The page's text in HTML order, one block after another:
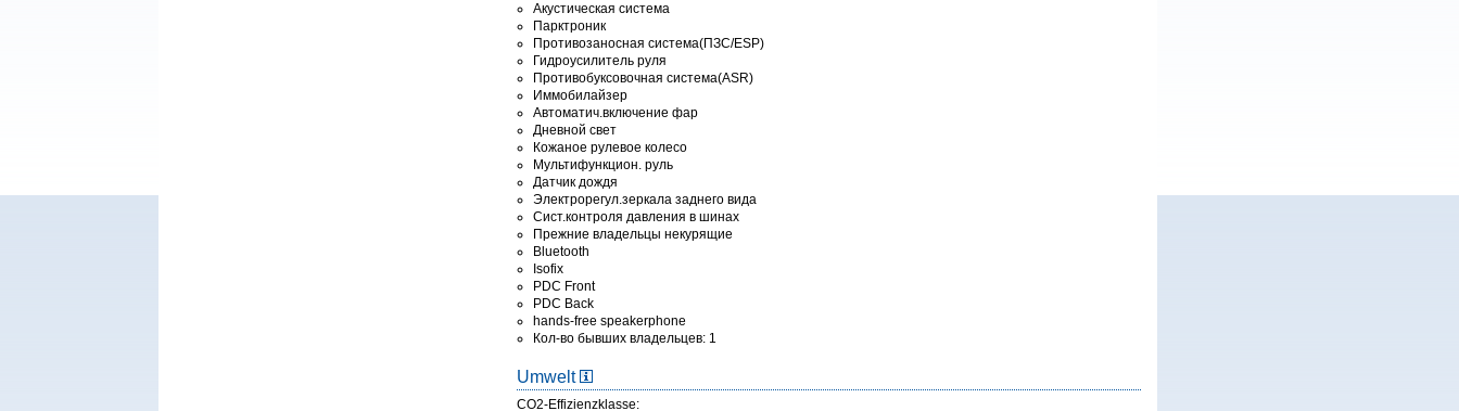
Акустическая система
Парктроник
Противозаносная система(ПЗС/ESP)
Гидроусилитель руля
Противобуксовочная система(ASR)
Иммобилайзер
Автоматич.включение фар
Дневной свет
Кожаное рулевое колесо
Мультифункцион. руль
Датчик дождя
Электрорегул.зеркала заднего вида
Сист.контроля давления в шинах
Прежние владельцы некурящие
Bluetooth
Isofix
PDC Front
PDC Back
hands-free speakerphone
Кол-во бывших владельцев: 1
Umwelt
CO2-Effizienzklasse: